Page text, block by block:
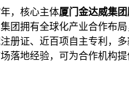
，核心主体厦门金达威集
团拥有全球化产业合作布
册证、近百项自主专利，
落地经验，可为合作机构